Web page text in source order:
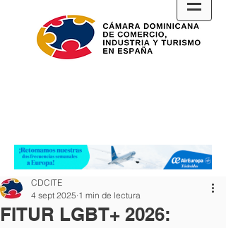
FITUR LGBT+ 2026:
CDCITE
4 sept 2025 1 min de lectura